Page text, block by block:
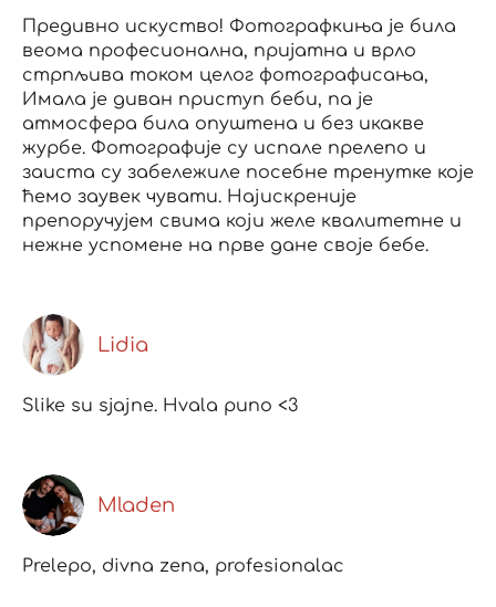
Предивно искуство! Фотографкиња је била
веома професионална, пријатна и врло
стрпљива током целог фотографисања,
Имала је диван приступ беби, па је
атмосфера била опуштена и без икакве
журбе. Фотографије су испале прелепо и
заиста су забележиле посебне тренутке које
ћемо заувек чувати. Најискреније
препоручујем свима који желе квалитетне и
нежне успомене на прве дане своје бебе.
Lidia
Slike su sjajne. Hvala puno <3
Mladen
Prelepo, divna zena, profesionalac